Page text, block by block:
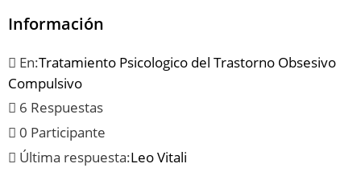
Información
En:Tratamiento Psicologico del Trastorno Obsesivo
Compulsivo
6 Respuestas
0 Participante
Última respuesta:Leo Vitali